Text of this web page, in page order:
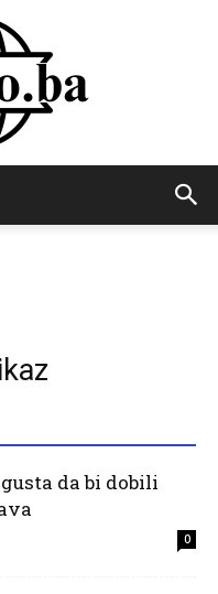
da bi dobili
0